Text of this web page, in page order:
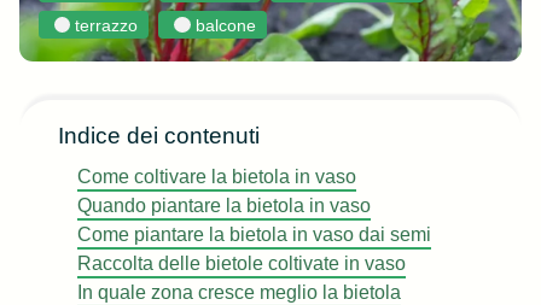
terrazzo balcone
Indice dei contenuti
Come coltivare la bietola in vaso
Quando piantare la bietola in vaso
Come piantare la bietola in vaso dai semi
Raccolta delle bietole coltivate in vaso
In quale zona cresce meglio la bietola